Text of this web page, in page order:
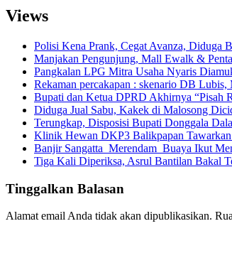
Views
Polisi Kena Prank, Cegat Avanza, Diduga
Manjakan Pengunjung, Mall Ewalk &
Pangkalan LPG Mitra Usaha Nyaris
Rekaman percakapan : skenario DB
Bupati dan Ketua DPRD Akhirnya “Pisah
Diduga Jual Sabu, Kakek di Malosong
Terungkap, Disposisi Bupati Donggala
Klinik Hewan DKP3 Balikpapan
Banjir Sangatta Merendam Buaya Ikut
Tiga Kali Diperiksa, Asrul Bantilan Bakal
Tinggalkan Balasan
Alamat email Anda tidak akan dipublikasikan.